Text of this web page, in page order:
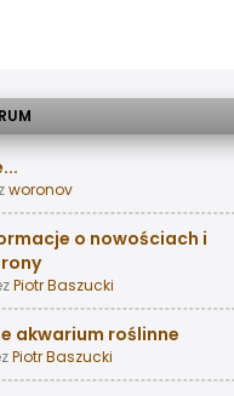
woronov
o nowościach i
Piotr Baszucki
akwarium roślinne
Piotr Baszucki